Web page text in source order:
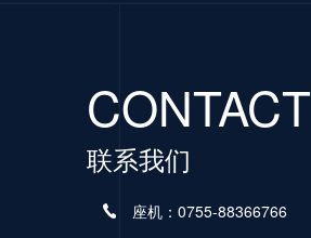
CONTACT
联系我们
座机：0755-88366766